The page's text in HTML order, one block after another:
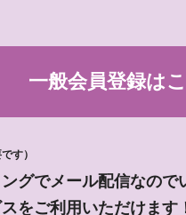
一般会員登録は
す）
グでメール配信なので
をご利用いただけます